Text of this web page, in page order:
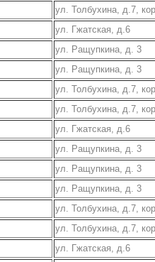
ул. Толбухина, д.7,
ул. Гжатская, д.6
ул. Ращупкина, д. 3
ул. Ращупкина, д. 3
ул. Толбухина, д.7,
ул. Толбухина, д.7,
ул. Гжатская, д.6
ул. Ращупкина, д. 3
ул. Ращупкина, д. 3
ул. Ращупкина, д. 3
ул. Толбухина, д.7,
ул. Толбухина, д.7,
ул. Гжатская, д.6